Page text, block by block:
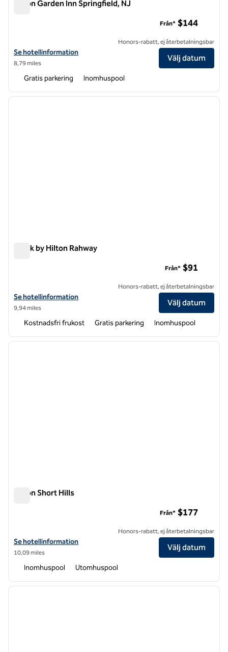
Hilton Garden Inn Springfield, NJ
Visa hotelluppgifter för Hilton Garden Inn Springfield, NJ
Se hotellinformation
8,79 miles
Från* $144
Honors-rabatt, ej återbetalningsbar
Välj datum
Gratis parkering Inomhuspool
1 av 12
nästa
Spark by Hilton Rahway
Visa hotelluppgifter för Spark by Hilton Rahway
Se hotellinformation
9,94 miles
Från* $91
Honors-rabatt, ej återbetalningsbar
Välj datum
Kostnadsfri frukost Gratis parkering Inomhuspool
1 av 12
nästa
Hilton Short Hills
Visa hotelluppgifter för Hilton Short Hills
Se hotellinformation
10,09 miles
Från* $177
Honors-rabatt, ej återbetalningsbar
Välj datum
Inomhuspool Utomhuspool
1 av 12
nästa